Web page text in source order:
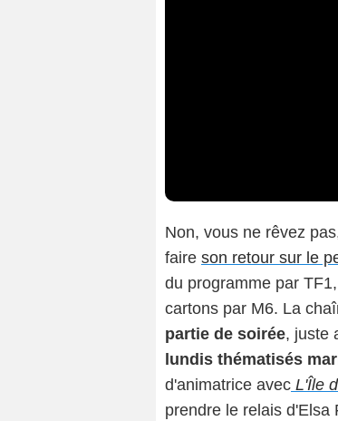
Non, vous ne rêvez
faire son retour sur le
du programme par
cartons par M6. La
partie de soirée, juste
lundis thématisés
d'animatrice avec L'Île
prendre le relais